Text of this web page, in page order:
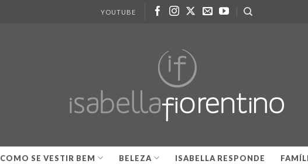
YOUTUBE
COMO SE VESTIR BEM BELEZA ISABELLA RESPONDE